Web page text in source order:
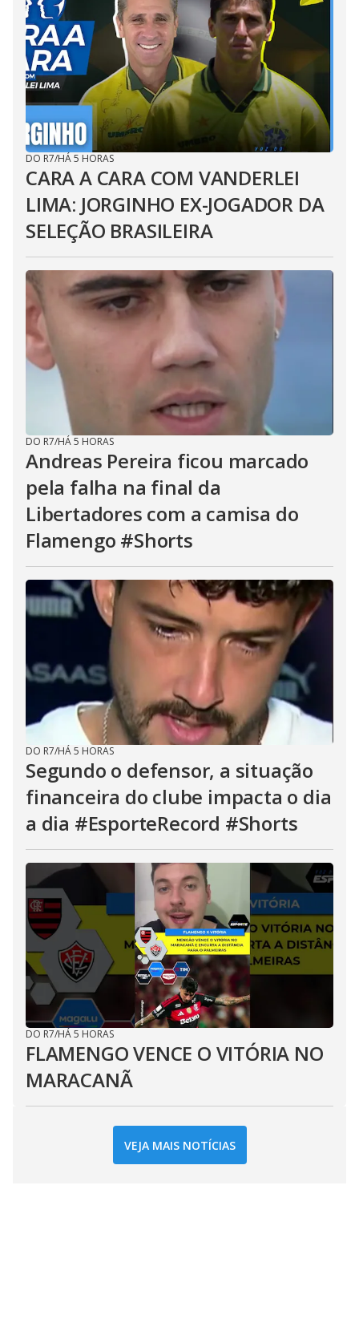
DO R7/HÁ 5 HORAS
CARA A CARA COM VANDERLEI
LIMA: JORGINHO EX-JOGADOR DA
SELEÇÃO BRASILEIRA
DO R7/HÁ 5 HORAS
Andreas Pereira ficou marcado
pela falha na final da
Libertadores com a camisa do
Flamengo #Shorts
DO R7/HÁ 5 HORAS
Segundo o defensor, a situação
financeira do clube impacta o dia
a dia #EsporteRecord #Shorts
DO R7/HÁ 5 HORAS
FLAMENGO VENCE O VITÓRIA NO
MARACANÃ
VEJA MAIS NOTÍCIAS